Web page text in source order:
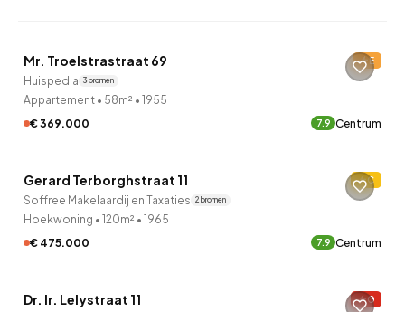
Mr. Troelstrastraat 69 E
Huispedia 3 bronnen
Appartement • 58m² • 1955
€ 369.000
7.9 Centrum
Gerard Terborghstraat 11 C
Soffree Makelaardij en Taxaties 2 bronnen
Hoekwoning • 120m² • 1965
€ 475.000
7.9 Centrum
Dr. Ir. Lelystraat 11 G